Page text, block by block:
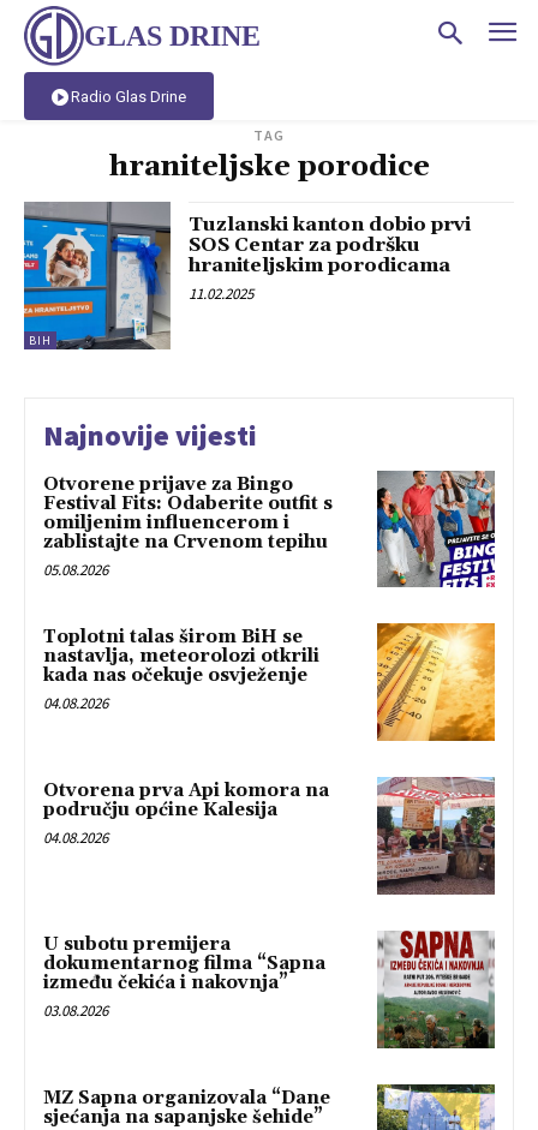
GLAS DRINE
Radio Glas Drine
TAG
hraniteljske porodice
BIH
Tuzlanski kanton dobio prvi
SOS Centar za podršku
hraniteljskim porodicama
11.02.2025
Najnovije vijesti
Otvorene prijave za Bingo
Festival Fits: Odaberite outfit s
omiljenim influencerom i
zablistajte na Crvenom tepihu
05.08.2026
Toplotni talas širom BiH se
nastavlja, meteorolozi otkrili
kada nas očekuje osvježenje
04.08.2026
Otvorena prva Api komora na
području općine Kalesija
04.08.2026
U subotu premijera
dokumentarnog filma “Sapna
između čekića i nakovnja”
03.08.2026
MZ Sapna organizovala “Dane
sjećanja na sapanjske šehide”